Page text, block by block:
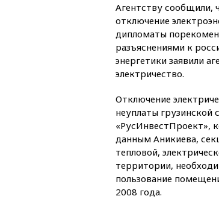
Агентству сообщили,
отключение
дипломаты
разъяснениями к
энергетики заявили
электричество.
Отключение
неуплаты
«РусИнвестПроект»,
данным Аникиева,
тепловой,
территории,
пользование
2008 года.